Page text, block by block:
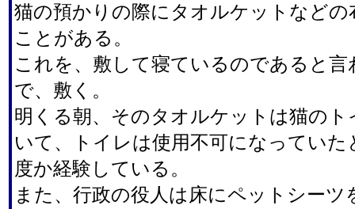
猫の預かりの際にタオルケットなどの
ことがある。
これを、敷して寝ているのであると言
で、敷く。
明くる朝、そのタオルケットは猫のト
いて、トイレは使用不可になっていた
度か経験している。
また、行政の役人は床にペットシーツ